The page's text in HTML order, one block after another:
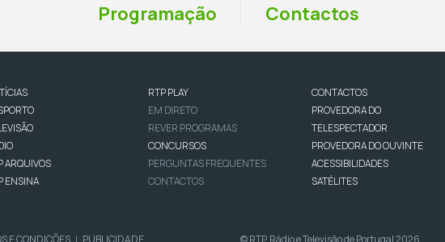
Programação Contactos
ARQUIVOS
ENSINA
RTP PLAY
EM DIRETO
REVER PROGRAMAS
CONCURSOS
PERGUNTAS FREQUENTES
CONTACTOS
CONTACTOS
PROVEDORA DO
TELESPECTADOR
PROVEDORA DO OUVINTE
ACESSIBILIDADES
SATÉLITES
E CONDIÇÕES | PUBLICIDADE © RTP, Rádio e Televisão de Portugal 2026